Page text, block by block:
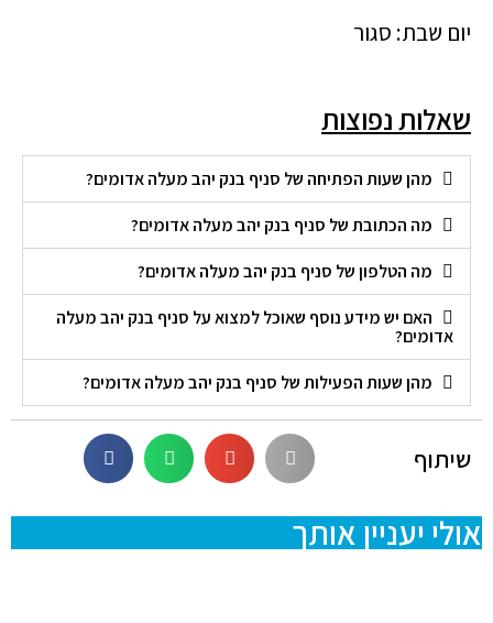
יום שבת: סגור
שאלות נפוצות
מהן שעות הפתיחה של סניף בנק יהב מעלה אדומים?
מה הכתובת של סניף בנק יהב מעלה אדומים?
מה הטלפון של סניף בנק יהב מעלה אדומים?
האם יש מידע נוסף שאוכל למצוא על סניף בנק יהב מעלה
אדומים?
מהן שעות הפעילות של סניף בנק יהב מעלה אדומים?
שיתוף
אולי יעניין אותך